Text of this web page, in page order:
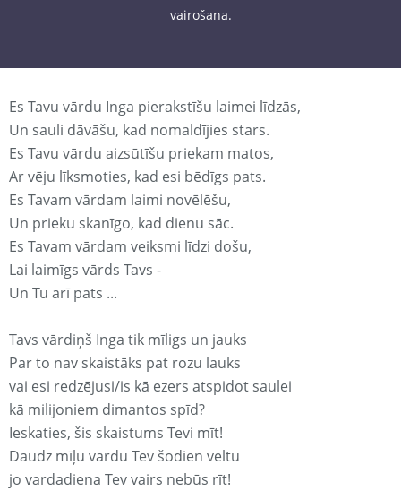
vairošana.
Es Tavu vārdu Inga pierakstīšu laimei līdzās,
Un sauli dāvāšu, kad nomaldījies stars.
Es Tavu vārdu aizsūtīšu priekam matos,
Ar vēju līksmoties, kad esi bēdīgs pats.
Es Tavam vārdam laimi novēlēšu,
Un prieku skanīgo, kad dienu sāc.
Es Tavam vārdam veiksmi līdzi došu,
Lai laimīgs vārds Tavs -
Un Tu arī pats ...
Tavs vārdiņš Inga tik mīligs un jauks
Par to nav skaistāks pat rozu lauks
vai esi redzējusi/is kā ezers atspidot saulei
kā milijoniem dimantos spīd?
Ieskaties, šis skaistums Tevi mīt!
Daudz mīļu vardu Tev šodien veltu
jo vardadiena Tev vairs nebūs rīt!